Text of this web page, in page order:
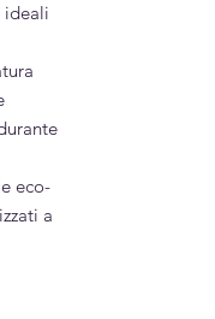
ideali
eco-
a